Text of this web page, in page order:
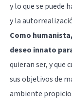
y lo que se puede
y la
Como
deseo innato
quieran ser, y que
sus objetivos de
ambiente